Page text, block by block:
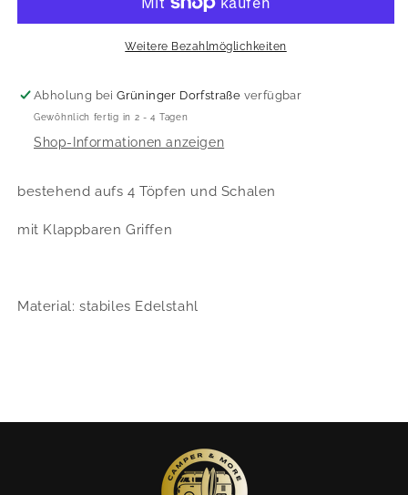
Weitere Bezahlmöglichkeiten
Abholung beiGrüninger Dorfstraße verfügbar
Gewöhnlich fertig in 2 - 4 Tagen
Shop-Informationen anzeigen
bestehend aufs 4 Töpfen und Schalen
mit Klappbaren Griffen
Material: stabiles Edelstahl